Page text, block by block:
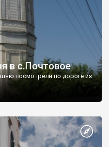
в с.Почтовое
посмотрели по дороге из